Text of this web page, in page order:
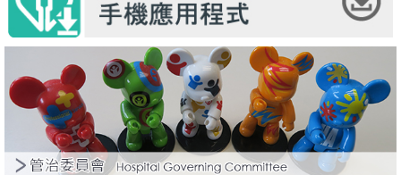
療
服
護
業
人